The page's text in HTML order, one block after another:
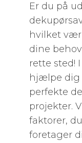
Er du på
hvilket
dine
rette sted!
hjælpe dig
perfekte
projekter.
faktorer,
foretager